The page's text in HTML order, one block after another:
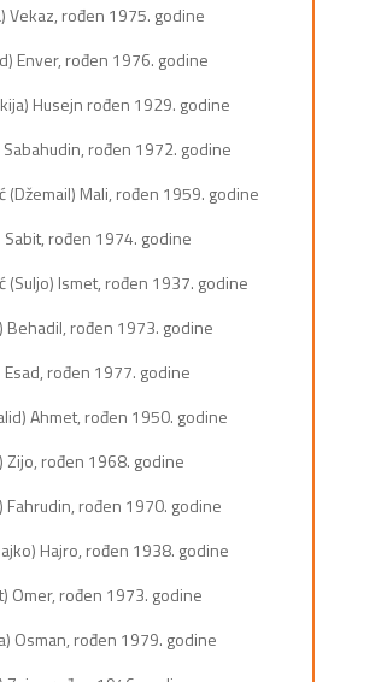
Vekaz, rođen 1975. godine
Enver, rođen 1976. godine
Husejn rođen 1929. godine
Sabahudin, rođen 1972. godine
(Džemail) Mali, rođen 1959. godine
Sabit, rođen 1974. godine
(Suljo) Ismet, rođen 1937. godine
Behadil, rođen 1973. godine
Esad, rođen 1977. godine
Ahmet, rođen 1950. godine
Zijo, rođen 1968. godine
Fahrudin, rođen 1970. godine
Hajro, rođen 1938. godine
Omer, rođen 1973. godine
Osman, rođen 1979. godine